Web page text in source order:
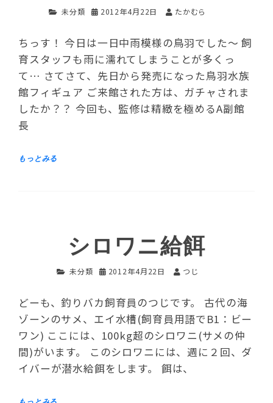
未分類 2012年4月22日 たかむら
ちっす！ 今日は一日中雨模様の鳥羽でした～ 飼
育スタッフも雨に濡れてしまうことが多くっ
て… さてさて、先日から発売になった鳥羽水族
館フィギュア ご来館された方は、ガチャされま
したか？？ 今回も、監修は精緻を極めるA副館
長
シロワニ給餌
未分類 2012年4月22日 つじ
どーも、釣りバカ飼育員のつじです。 古代の海
ゾーンのサメ、エイ水槽(飼育員用語でB1：ビー
ワン) ここには、100kg超のシロワニ(サメの仲
間)がいます。 このシロワニには、週に２回、ダ
イバーが潜水給餌をします。 餌は、